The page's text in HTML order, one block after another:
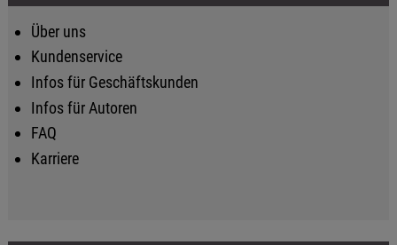
Über uns
Kundenservice
Infos für Geschäftskunden
Infos für Autoren
FAQ
Karriere